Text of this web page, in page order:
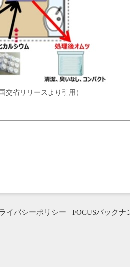
交省リリースより引用）
イバシーポリシー FOCUSバックナ